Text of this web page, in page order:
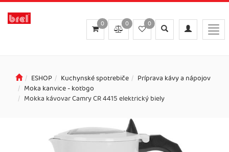
Toggle
navigation
Toggle
search
0
0
0
ESHOP Kuchynské spotrebiče
Príprava kávy a nápojov
Moka kanvice - koťogo
Mokka kávovar Camry CR 4415 elektrický biely